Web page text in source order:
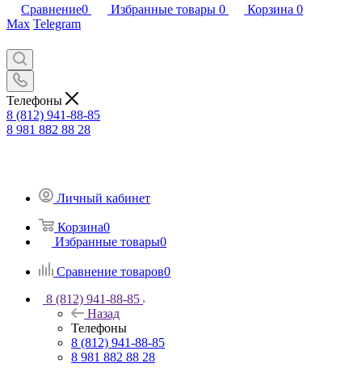
Сравнение0 Избранные товары 0 Корзина 0
Max Telegram
Телефоны
8 (812) 941-88-85
8 981 882 88 28
Личный кабинет
Корзина0
Избранные товары0
Сравнение товаров0
8 (812) 941-88-85
Назад
Телефоны
8 (812) 941-88-85
8 981 882 88 28